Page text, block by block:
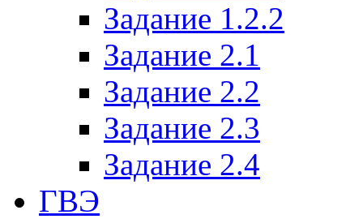
Задание 1.2.2
Задание 2.1
Задание 2.2
Задание 2.3
Задание 2.4
ГВЭ